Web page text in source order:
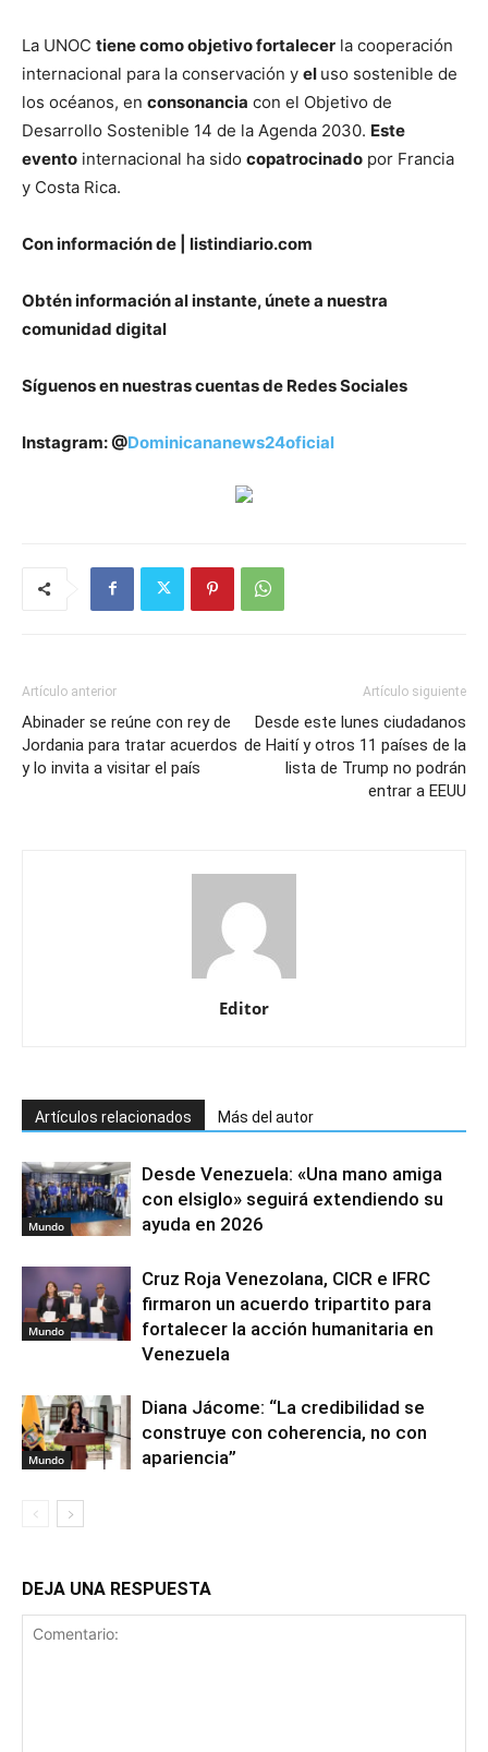
La UNOC tiene como objetivo fortalecer la cooperación
internacional para la conservación y el uso sostenible de
los océanos, en consonancia con el Objetivo de
Desarrollo Sostenible 14 de la Agenda 2030. Este
evento internacional ha sido copatrocinado por Francia
y Costa Rica.
Con información de | listindiario.com
Obtén información al instante, únete a nuestra
comunidad digital
Síguenos en nuestras cuentas de Redes Sociales
Instagram: @Dominicananews24oficial
Artículo anterior
Abinader se reúne con rey de
Jordania para tratar acuerdos
y lo invita a visitar el país
Artículo siguiente
Desde este lunes ciudadanos
de Haití y otros 11 países de la
lista de Trump no podrán
entrar a EEUU
Editor
Artículos relacionados Más del autor
Mundo
Desde Venezuela: «Una mano amiga
con elsiglo» seguirá extendiendo su
ayuda en 2026
Mundo
Cruz Roja Venezolana, CICR e IFRC
firmaron un acuerdo tripartito para
fortalecer la acción humanitaria en
Venezuela
Mundo
Diana Jácome: “La credibilidad se
construye con coherencia, no con
apariencia”
DEJA UNA RESPUESTA